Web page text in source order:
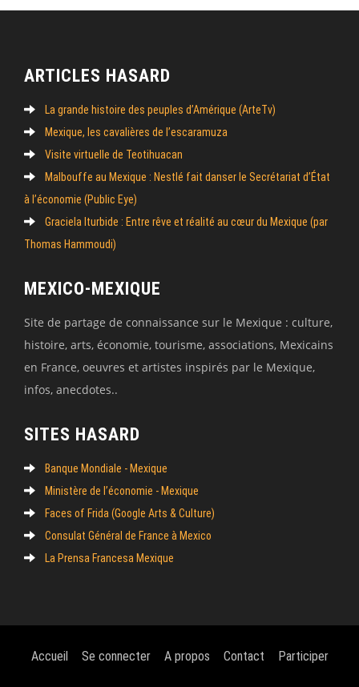
ARTICLES HASARD
La grande histoire des peuples d’Amérique (ArteTv)
Mexique, les cavalières de l’escaramuza
Visite virtuelle de Teotihuacan
Malbouffe au Mexique : Nestlé fait danser le Secrétariat d’État
à l’économie (Public Eye)
Graciela Iturbide : Entre rêve et réalité au cœur du Mexique (par
Thomas Hammoudi)
MEXICO-MEXIQUE
Site de partage de connaissance sur le Mexique : culture,
histoire, arts, économie, tourisme, associations, Mexicains
en France, oeuvres et artistes inspirés par le Mexique,
infos, anecdotes..
SITES HASARD
Banque Mondiale - Mexique
Ministère de l’économie - Mexique
Faces of Frida (Google Arts & Culture)
Consulat Général de France à Mexico
La Prensa Francesa Mexique
Accueil Se connecter A propos Contact Participer